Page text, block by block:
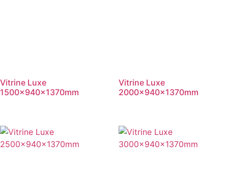
Vitrine Luxe
1500x940x1370mm
Vitrine Luxe
2000x940x1370mm